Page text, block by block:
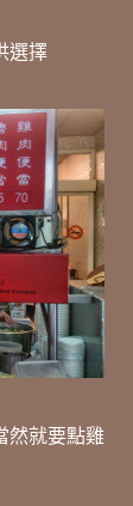
選擇
然就要點雞